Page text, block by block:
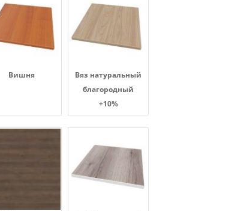
Вишня
Вяз натуральный
благородный
+10%